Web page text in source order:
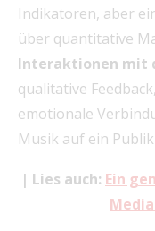
Indikatoren, aber
über quantitative
Interaktionen mit
qualitative
emotionale
Musik auf ein
| Lies auch: Ein